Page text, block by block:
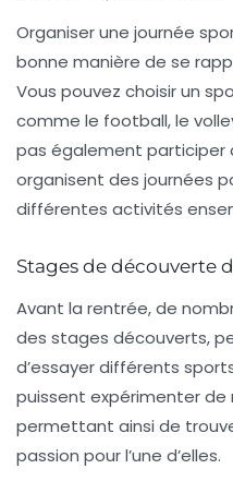
Organiser une journée
bonne manière de se
Vous pouvez choisir un
comme le football, le
pas également participer
organisent des journées
différentes activités
Stages de découverte
Avant la rentrée, de
des stages découverts,
d’essayer différents
puissent expérimenter de
permettant ainsi de
passion pour l’une d’elles.